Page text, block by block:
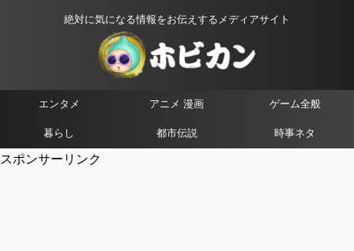
絶対に気になる情報をお伝えするメディアサイト
エンタメ アニメ 漫画 ゲーム全般
暮らし 都市伝説 時事ネタ
スポンサーリンク